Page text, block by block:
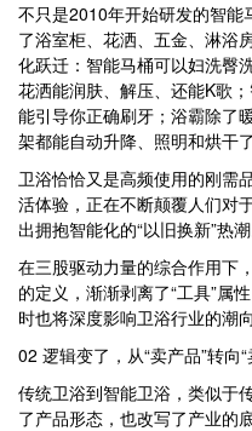
不只是2010年开始研发的智能
了浴室柜、花洒、五金、淋浴
化跃迁：智能马桶可以妇洗臀
花洒能润肤、解压、还能K歌
能引导你正确刷牙；浴霸除了
架都能自动升降、照明和烘干了
卫浴恰恰又是高频使用的刚需
活体验，正在不断颠覆人们对
出拥抱智能化的“以旧换新”热潮
在三股驱动力量的综合作用下
的定义，渐渐剥离了“工具”属
时也将深度影响卫浴行业的潮向
02 逻辑变了，从“卖产品”转向“
传统卫浴到智能卫浴，类似于
了产品形态，也改写了产业的